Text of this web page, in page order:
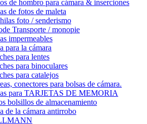
de hombro para cámara & inserciones
de fotos de maleta
foto / senderismo
Transporte / monopie
impermeables
para la cámara
para lentes
para binoculares
para catalejos
conectores para bolsas de cámara.
para TARJETAS DE MEMORIA
bolsillos de almacenamiento
de la cámara antirrobo